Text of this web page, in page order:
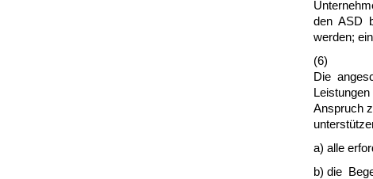
den ASD
werden;
(6)
Die
Anspruch
a) alle
b) die